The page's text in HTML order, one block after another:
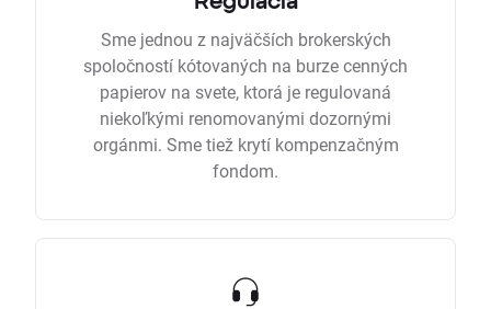
Sme jednou z najväčších brokerských
spoločností kótovaných na burze cenných
papierov na svete, ktorá je regulovaná
niekoľkými renomovanými dozornými
orgánmi. Sme tiež krytí kompenzačným
fondom.